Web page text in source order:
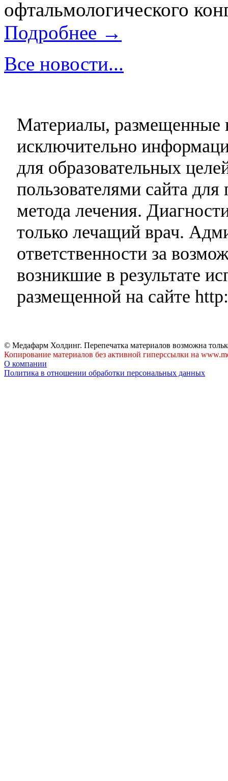
офтальмологического
Подробнее →
Все новости...
Материалы, размещенные
исключительно
для образовательных
пользователями сайта
метода лечения.
только лечащий врач.
ответственности за
возникшие в результате
размещенной на сайте
© Медафарм Холдинг. Перепечатка материалов возможна
Копирование материалов без активной гиперссылки на
О компании
Политика в отношении обработки персональных данных